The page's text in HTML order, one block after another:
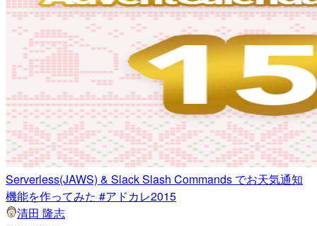
Serverless(JAWS) & Slack Slash Commands でお天気通知
機能を作ってみた #アドカレ2015
清田 隆志